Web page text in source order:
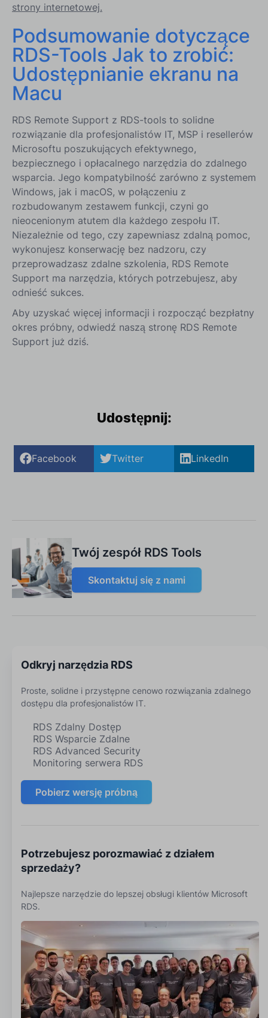
strony internetowej.
Podsumowanie dotyczące
RDS-Tools Jak to zrobić:
Udostępnianie ekranu na
Macu
RDS Remote Support z RDS-tools to solidne
rozwiązanie dla profesjonalistów IT, MSP i resellerów
Microsoftu poszukujących efektywnego,
bezpiecznego i opłacalnego narzędzia do zdalnego
wsparcia. Jego kompatybilność zarówno z systemem
Windows, jak i macOS, w połączeniu z
rozbudowanym zestawem funkcji, czyni go
nieocenionym atutem dla każdego zespołu IT.
Niezależnie od tego, czy zapewniasz zdalną pomoc,
wykonujesz konserwację bez nadzoru, czy
przeprowadzasz zdalne szkolenia, RDS Remote
Support ma narzędzia, których potrzebujesz, aby
odnieść sukces.
Aby uzyskać więcej informacji i rozpocząć bezpłatny
okres próbny, odwiedź naszą stronę RDS Remote
Support już dziś.
Udostępnij:
Facebook Twitter LinkedIn
Twój zespół RDS Tools
Skontaktuj się z nami
Odkryj narzędzia RDS
Proste, solidne i przystępne cenowo rozwiązania zdalnego
dostępu dla profesjonalistów IT.
RDS Zdalny Dostęp
RDS Wsparcie Zdalne
RDS Advanced Security
Monitoring serwera RDS
Pobierz wersję próbną
Potrzebujesz porozmawiać z działem
sprzedaży?
Najlepsze narzędzie do lepszej obsługi klientów Microsoft
RDS.